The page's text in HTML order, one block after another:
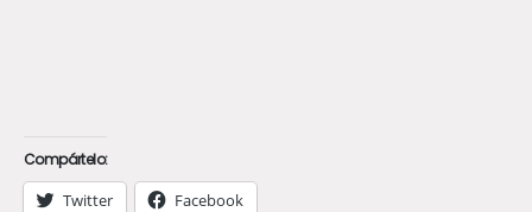
Compártelo:
Twitter Facebook